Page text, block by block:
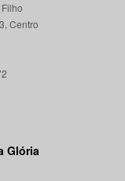
Centro
Glória